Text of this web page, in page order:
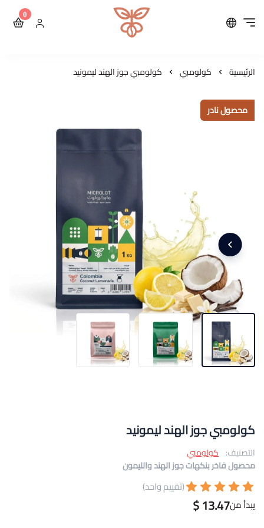
محمصة مايكرولوت للقهوة
0
الرئيسية كولومبي كولومبي جوز الهند ليمونيد
محصول نادر
كولومبي جوز الهند ليمونيد
التصنيف: كولومبي
محصول فاخر بنكهات جوز الهند والليمون
(تقييم واحد)
يبدأ من13.47 $